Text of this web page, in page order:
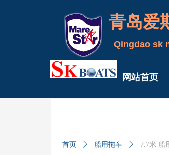
青岛爱
Qingdao sk
网站首页
首页 ꄲ 船用拖车 ꄲ 7.7米 船